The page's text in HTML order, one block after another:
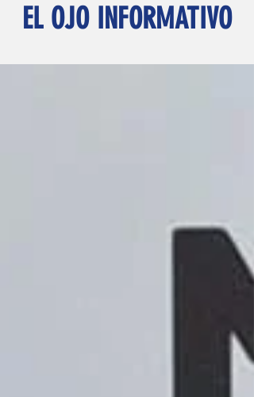
EL OJO INFORMATIVO